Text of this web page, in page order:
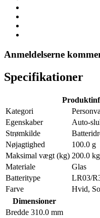
Anmeldelserne
Specifikationer
Kategori
Egenskaber
Auto-
Strømkilde
Nøjagtighed
100.0 g
Maksimal vægt (kg) 200.0 kg
Materiale
Glas
Batteritype
LR03/
Farve
Hvid,
Dimensioner
Bredde 310.0 mm